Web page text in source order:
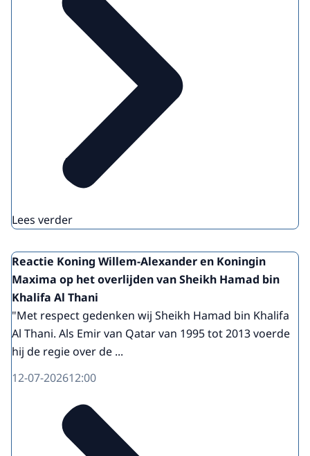
Lees verder
Reactie Koning Willem-Alexander en Koningin
Maxima op het overlijden van Sheikh Hamad bin
Khalifa Al Thani
"Met respect gedenken wij Sheikh Hamad bin Khalifa
Al Thani. Als Emir van Qatar van 1995 tot 2013 voerde
hij de regie over de ...
12-07-202612:00